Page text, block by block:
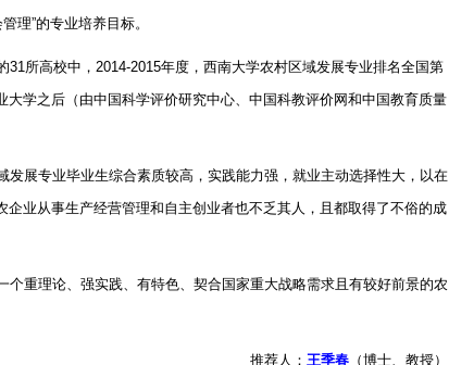
理”的专业培养目标。
31所高校中， 2014-2015年度，西南大学农村区域发展专业排名全国第
学之后（由中国科学评价研究中心、中国科教评价网和中国教育质量
发展专业毕业生综合素质较高，实践能力强，就业主动选择性大，以在
业从事生产经营管理和自主创业者也不乏其人，且都取得了不俗的成
个重理论、强实践、有特色、契合国家重大战略需求且有较好前景的农
推荐人： 王季春 （博士、教授）